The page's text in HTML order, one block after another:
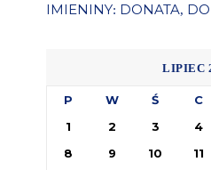
IMIENINY: DONATA,
LIPIEC
P W Ś C
1
2 3 4
8
9 10 11